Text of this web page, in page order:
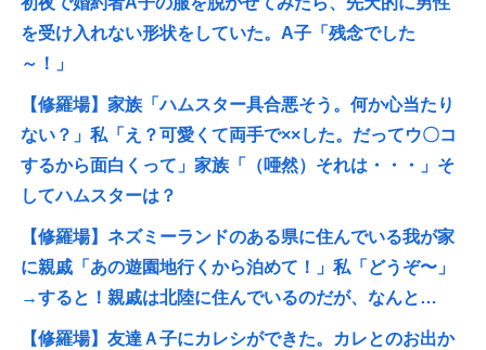
を受け入れない形状をしていた。A子「残念でした
～！」
【修羅場】家族「ハムスター具合悪そう。何か心当たり
ない？」私「え？可愛くて両手で××した。だってウ〇コ
するから面白くって」家族「（唖然）それは・・・」そ
してハムスターは？
【修羅場】ネズミーランドのある県に住んでいる我が家
に親戚「あの遊園地行くから泊めて！」私「どうぞ〜」
→すると！親戚は北陸に住んでいるのだが、なんと…
【修羅場】友達Ａ子にカレシができた。カレとのお出か